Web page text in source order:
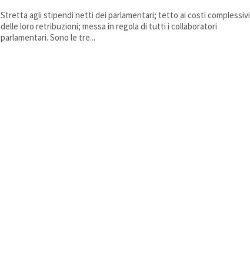
Stretta agli stipendi netti dei parlamentari; tetto ai costi complessivi
delle loro retribuzioni; messa in regola di tutti i collaboratori
parlamentari. Sono le tre...